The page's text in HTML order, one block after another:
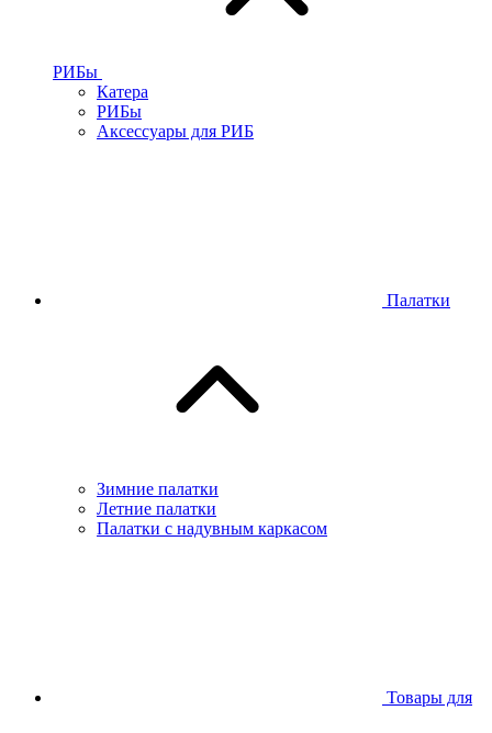
РИБы
Катера
РИБы
Аксессуары для РИБ
Палатки
Зимние палатки
Летние палатки
Палатки с надувным каркасом
Товары для